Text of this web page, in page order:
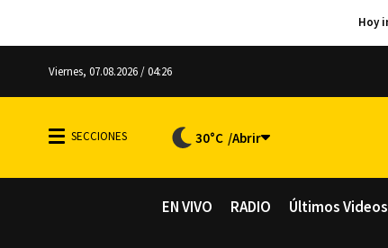
Viernes, 07.08.2026 / 04:26
30°C
EN VIVO RADIO Últimos Videos